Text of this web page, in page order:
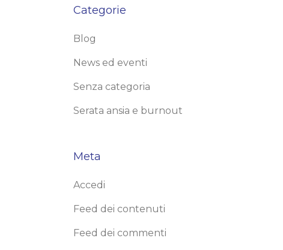
Categorie
Blog
News ed eventi
Senza categoria
Serata ansia e burnout
Meta
Accedi
Feed dei contenuti
Feed dei commenti